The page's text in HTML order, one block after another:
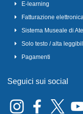
E-learning
Fatturazione
Sistema Museale di
Solo testo / alta
Pagamenti
Seguici sui social